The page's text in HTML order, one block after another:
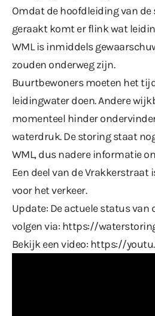
Omdat de hoofdleiding van
geraakt komt er flink wat
WML is inmiddels
zouden onderweg zijn.
Buurtbewoners moeten het
leidingwater doen. Andere
momenteel hinder
waterdruk. De storing staat
WML, dus nadere informatie
Een deel van de
voor het verkeer.
Update: De actuele status van
volgen via: https://
Bekijk een video: https://